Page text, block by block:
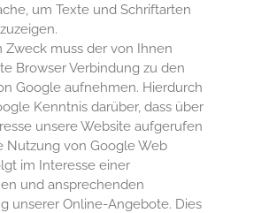
um Texte und Schriftarten
Zweck muss der von Ihnen
Browser Verbindung zu den
Google aufnehmen. Hierdurch
Kenntnis darüber, dass über
unsere Website aufgerufen
Nutzung von Google Web
im Interesse einer
und ansprechenden
unserer Online-Angebote. Dies